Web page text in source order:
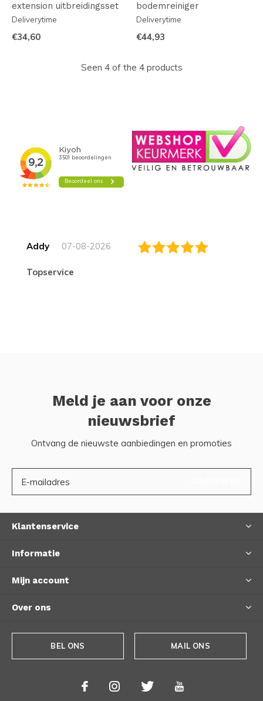
extension uitbreidingsset
Deliverytime
€34,60
bodemreiniger
Deliverytime
€44,93
Seen 4 of the 4 products
Addy 07-08-2026
topservice
Meld je aan voor onze
nieuwsbrief
Ontvang de nieuwste aanbiedingen en promoties
Klantenservice
Informatie
Mijn account
Over ons
BEL ONS MAIL ONS